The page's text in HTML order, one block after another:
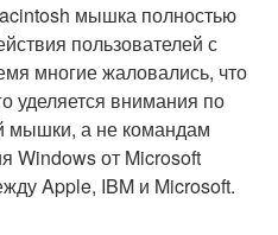
мышка полностью
пользователей с
многие жаловались, что
уделяется внимания по
мышки, а не командам
Windows от Microsoft
Apple, IBM и Microsoft.